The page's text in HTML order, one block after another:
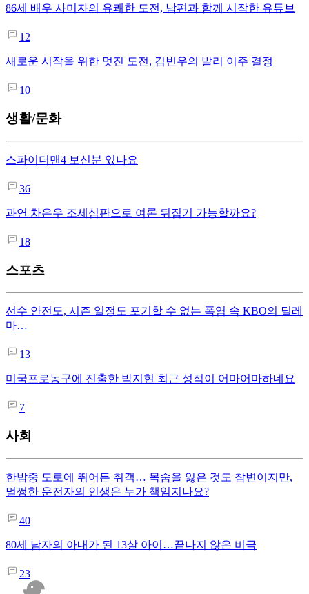
86세 배우 사미자의 유쾌한 도전, 남편과 함께 시작한 유튜브
12
새로운 시작을 위한 멋진 도전, 김빈우의 발리 이주 결정
10
생활/문화
스파이더맨4 보신분 있나요
36
과연 차은우 조세심판으로 여론 뒤집기 가능할까요?
18
스포츠
선수 안전도, 시즌 일정도 포기할 수 없는 폭염 속 KBO의 딜레
마…
13
미국프로농구에 진출한 박지현 최근 성적이 어마어마하네요
7
사회
한밤중 도로에 뛰어든 취객… 목숨을 잃은 것도 참변이지만,
멀쩡한 운전자의 인생은 누가 책임지나요?
40
80세 남자의 아내가 된 13살 아이…끝나지 않은 비극
23